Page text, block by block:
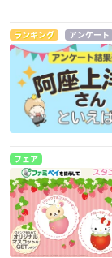
ランキング アンケート
フェア